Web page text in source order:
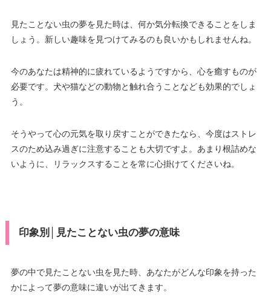
見たことない虫の夢を見た時は、何か気分転換できることをしま
しょう。新しい趣味を見つけてみるのも良いかもしれませんね。
今のあなたは精神的に疲れているようですから、心を癒すものが
必要です。犬や猫などの動物と触れ合うことなども効果的でしょ
う。
そうやって心の元気を取り戻すことができたなら、今度はストレ
スのため込み過ぎに注意することも大切ですよ。あまり根詰めな
いように、リラックスすることを常に心掛けてくださいね。
印象別│見たことない虫の夢の意味
夢の中で見たことない虫を見た時、あなたがどんな印象を持った
かによって夢の意味に違いが出てきます。